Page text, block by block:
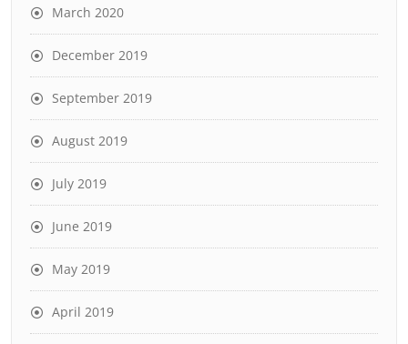
March 2020
December 2019
September 2019
August 2019
July 2019
June 2019
May 2019
April 2019